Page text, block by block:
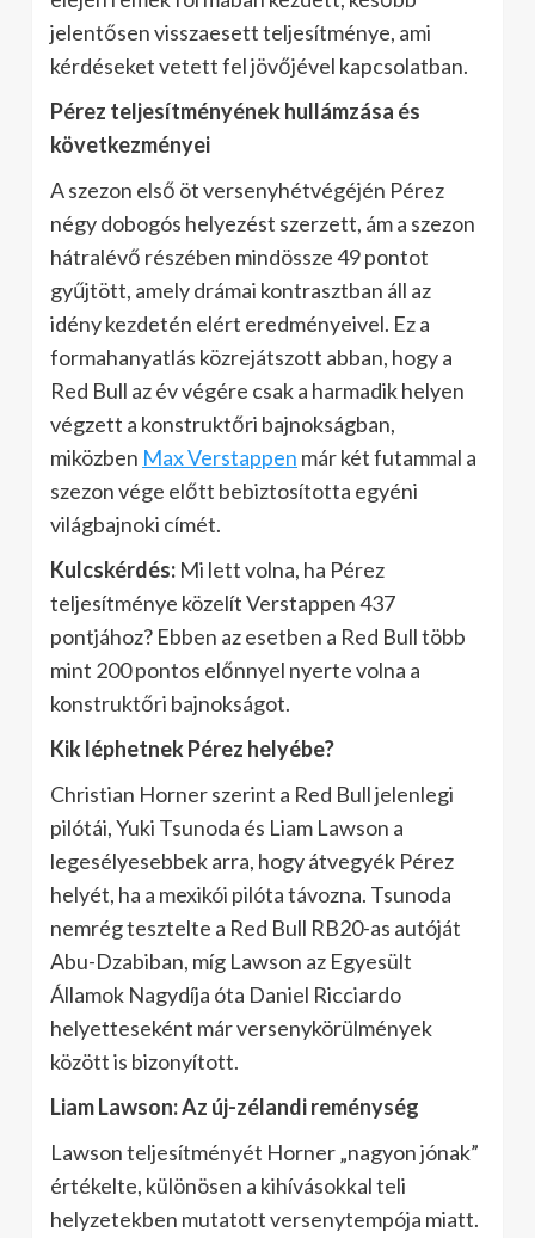
jelentősen visszaesett teljesítménye, ami
kérdéseket vetett fel jövőjével kapcsolatban.
Pérez teljesítményének hullámzása és
következményei
A szezon első öt versenyhétvégéjén Pérez
négy dobogós helyezést szerzett, ám a szezon
hátralévő részében mindössze 49 pontot
gyűjtött, amely drámai kontrasztban áll az
idény kezdetén elért eredményeivel. Ez a
formahanyatlás közrejátszott abban, hogy a
Red Bull az év végére csak a harmadik helyen
végzett a konstruktőri bajnokságban,
miközben Max Verstappen már két futammal a
szezon vége előtt bebiztosította egyéni
világbajnoki címét.
Kulcskérdés: Mi lett volna, ha Pérez
teljesítménye közelít Verstappen 437
pontjához? Ebben az esetben a Red Bull több
mint 200 pontos előnnyel nyerte volna a
konstruktőri bajnokságot.
Kik léphetnek Pérez helyébe?
Christian Horner szerint a Red Bull jelenlegi
pilótái, Yuki Tsunoda és Liam Lawson a
legesélyesebbek arra, hogy átvegyék Pérez
helyét, ha a mexikói pilóta távozna. Tsunoda
nemrég tesztelte a Red Bull RB20-as autóját
Abu-Dzabiban, míg Lawson az Egyesült
Államok Nagydíja óta Daniel Ricciardo
helyetteseként már versenykörülmények
között is bizonyított.
Liam Lawson: Az új-zélandi reménység
Lawson teljesítményét Horner „nagyon jónak”
értékelte, különösen a kihívásokkal teli
helyzetekben mutatott versenytempója miatt.